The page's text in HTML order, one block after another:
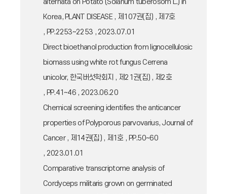
alternata on Potato (Solanum tuberosom L.) in
Korea, PLANT DISEASE , 제107권(집) , 제7호
, PP.2253~2253 , 2023.07.01
Direct bioethanol production from lignocellulosic
biomass using white rot fungus Cerrena
unicolor, 한국버섯학회지 , 제21권(집) , 제2호
, PP.41~46 , 2023.06.20
Chemical screening identifies the anticancer
properties of Polyporous parvovarius, Journal of
Cancer , 제14권(집) , 제1호 , PP.50~60
, 2023.01.01
Comparative transcriptome analysis of
Cordyceps militaris grown on germinated